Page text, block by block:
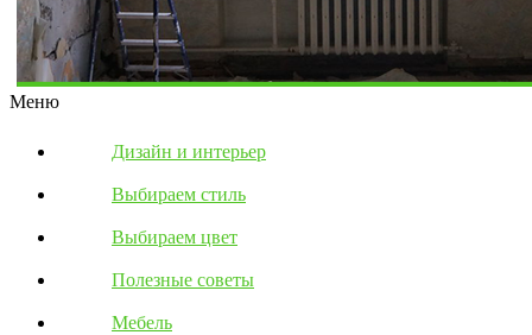
Меню
Дизайн и интерьер
Выбираем стиль
Выбираем цвет
Полезные советы
Мебель